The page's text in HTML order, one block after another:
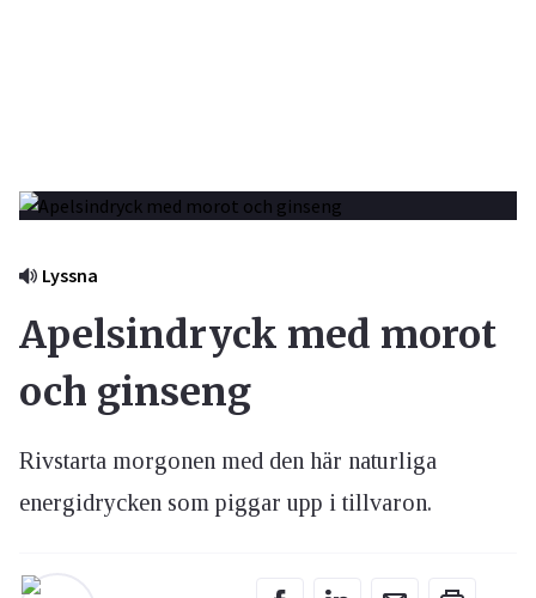
Lyssna
Apelsindryck med morot
och ginseng
Rivstarta morgonen med den här naturliga
energidrycken som piggar upp i tillvaron.